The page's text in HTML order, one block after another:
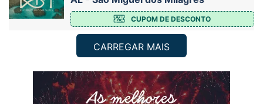
CUPOM DE DESCONTO
CARREGAR MAIS